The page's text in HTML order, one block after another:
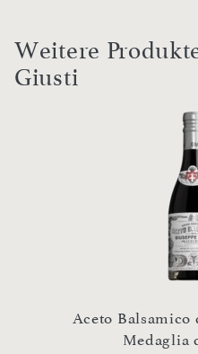
Weitere
Giusti
Aceto Balsamico
Medaglia